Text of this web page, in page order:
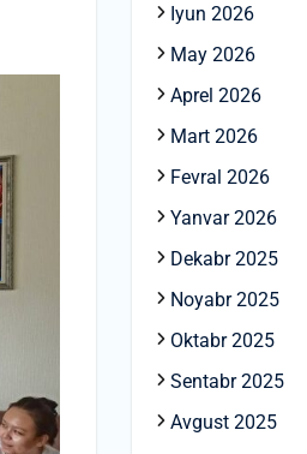
Iyun 2026
May 2026
Aprel 2026
Mart 2026
Fevral 2026
Yanvar 2026
Dekabr 2025
Noyabr 2025
Oktabr 2025
Sentabr 2025
Avgust 2025